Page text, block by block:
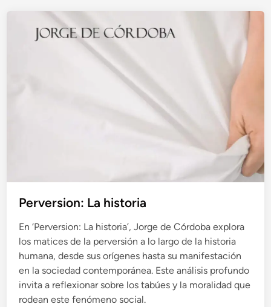
Perversion: La historia
En ‘Perversion: La historia’, Jorge de Córdoba explora
los matices de la perversión a lo largo de la historia
humana, desde sus orígenes hasta su manifestación
en la sociedad contemporánea. Este análisis profundo
invita a reflexionar sobre los tabúes y la moralidad que
rodean este fenómeno social.